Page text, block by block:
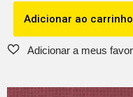
Adicionar ao carrinho